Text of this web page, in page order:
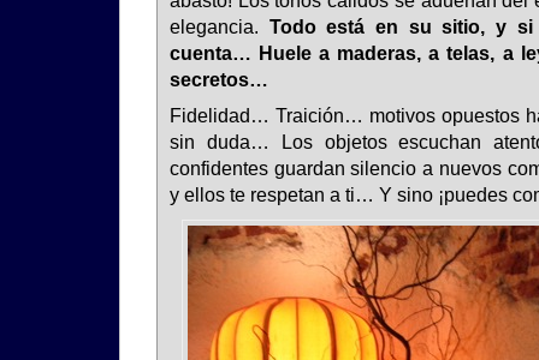
elegancia. Todo está en su sitio, y
cuenta… Huele a maderas, a telas, a
secretos…
Fidelidad… Traición… motivos opuestos
sin duda… Los objetos escuchan
confidentes guardan silencio a nuevos
y ellos te respetan a ti… Y sino ¡puedes